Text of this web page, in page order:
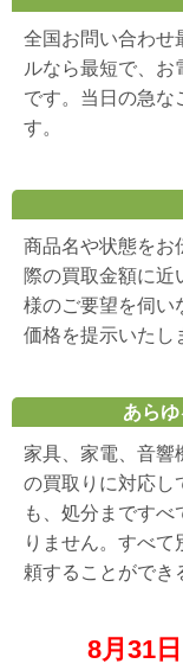
全国お問い合わせ
ルなら最短で、お
です。当日の急な
す。
商品名や状態をお
際の買取金額に近
様のご要望を伺い
価格を提示いたし
あら
家具、家電、音響
の買取りに対応し
も、処分まです
りません。すべ
頼することができ
8月31日